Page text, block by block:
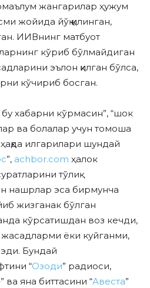
жангарилар ҳужум
жойида йўқ қилинган,
ИИВнинг матбуот
кўриб бўлмайдиган
эълон қилган бўлса,
кўчириб босган.
хабарни кўрмасин”, “шок
ва болалар учун томоша
илгарилари шундай
”, achbor.com ҳалок
тўлиқ
нашрлар эса бирмунча
жизганак бўлган
кўрсатишдан воз кечди,
жасадларми ёки куйганми,
эди. Бундай
“Озоди” радиоси,
” ва яна биттасини “Авеста”